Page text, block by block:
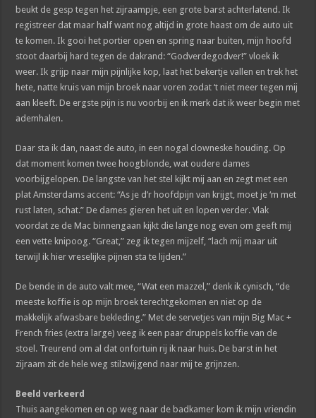
beukt de gesp tegen het zijraampje, een grote barst achterlatend. Ik
registreer dat maar half want nog altijd in grote haast om de auto uit
te komen. Ik gooi het portier open en spring naar buiten, mijn hoofd
stoot daarbij hard tegen de dakrand: “Godverdegodver!” vloek ik
weer. Ik grijp naar mijn pijnlijke kop, laat het bekertje vallen en trek het
hete, natte kruis van mijn broek naar voren zodat ‘t niet meer tegen mij
aan kleeft. De ergste pijn is nu voorbij en ik merk dat ik weer begin met
ademhalen.
Daar sta ik dan, naast de auto, in een nogal clowneske houding. Op
dat moment komen twee hoogblonde, wat oudere dames
voorbijgelopen. De langste van het stel kijkt mij aan en zegt met een
plat Amsterdams accent: “As je d’r hoofdpijn van krijgt, moet je ‘m met
rust laten, schat.” De dames gieren het uit en lopen verder. Vlak
voordat ze de Mac binnengaan kijkt die lange nog even om geeft mij
een vette knipoog. “Great,” zeg ik tegen mijzelf, “lach mij maar uit
terwijl ik hier vreselijke pijnen sta te lijden.”
De bende in de auto valt mee, “Wat een mazzel,” denk ik cynisch, “de
meeste koffie is op mijn broek terechtgekomen en niet op de
makkelijk afwasbare bekleding.” Met de servetjes van mijn Big Mac +
French fries (extra large) veeg ik een paar druppels koffie van de
stoel. Treurend om al dat onfortuin rij ik naar huis. De barst in het
zijraam zit de hele weg stilzwijgend naar mij te grijnzen.
Beeld verkeerd
Thuis aangekomen en op weg naar de badkamer kom ik mijn vriendin